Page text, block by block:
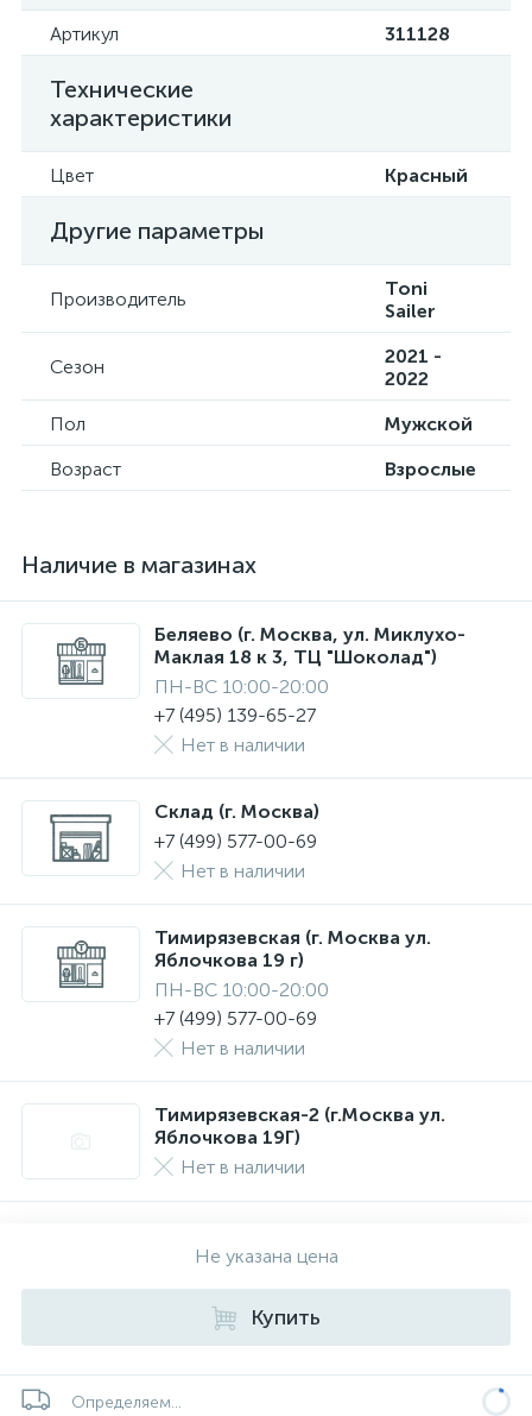
Артикул 311128
Технические
характеристики
Цвет Красный
Другие параметры
Производитель
Toni
Sailer
Сезон
2021 -
2022
Пол
Мужской
Возраст
Взрослые
Наличие в магазинах
Беляево (г. Москва, ул. Миклухо-
Маклая 18 к 3, ТЦ "Шоколад")
ПН-ВС 10:00-20:00
+7 (495) 139-65-27
Нет в наличии
Склад (г. Москва)
+7 (499) 577-00-69
Нет в наличии
Тимирязевская (г. Москва ул.
Яблочкова 19 г)
ПН-ВС 10:00-20:00
+7 (499) 577-00-69
Нет в наличии
Тимирязевская-2 (г.Москва ул.
Яблочкова 19Г)
Нет в наличии
Не указана цена
Купить
Определяем...